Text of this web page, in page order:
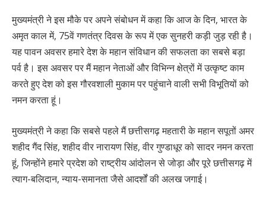
मुख्यमंत्री ने इस मौके पर अपने संबोधन में कहा कि आज के दिन, भारत के
अमृत काल में, 75वें गणतंत्र दिवस के रूप में एक सुनहरी कड़ी जुड़ रही है।
यह पावन अवसर हमारे देश के महान संविधान की सफलता का सबसे बड़ा
पर्व है। इस अवसर पर मैं महान नेताओं और विभिन्न क्षेत्रों में उत्कृष्ट काम
करते हुए देश को इस गौरवशाली मुकाम पर पहुंचाने वाली सभी विभूतियों को
नमन करता हूं।
मुख्यमंत्री ने कहा कि सबसे पहले मैं छत्तीसगढ़ महतारी के महान सपूतों अमर
शहीद गैंद सिंह, शहीद वीर नारायण सिंह, वीर गुण्डाधूर को सादर नमन करता
हूं, जिन्होंने हमारे प्रदेश को राष्ट्रीय आंदोलन से जोड़ा और पूरे छत्तीसगढ़ में
त्याग-बलिदान, न्याय-समानता जैसे आदर्शों की अलख जगाई।